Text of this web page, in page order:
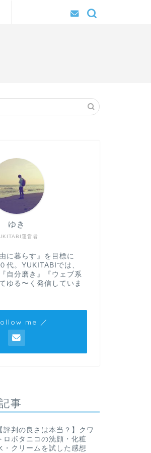
運営者
ゆき
に暮らす』を目標に
代。YUKITABIでは、
自分磨き』『ウェブ系
ゆる〜く発信していま
me ／
事
【評判の良さは本当？】クワ
ロボタニコの洗顔・化粧
・クリームを試した感想